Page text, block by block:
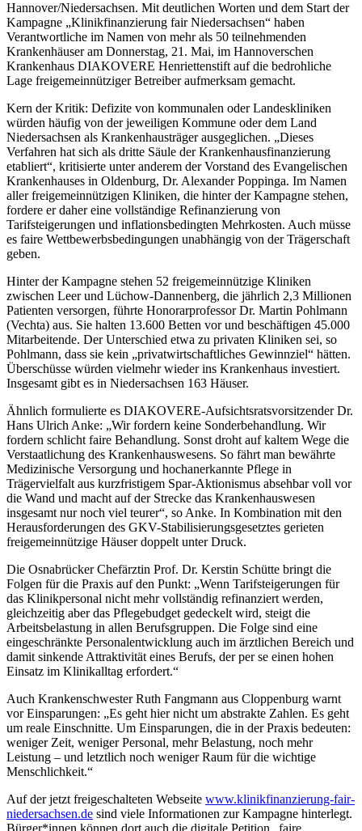
Hannover/Niedersachsen. Mit deutlichen Worten und dem Start der
Kampagne „Klinikfinanzierung fair Niedersachsen“ haben
Verantwortliche im Namen von mehr als 50 teilnehmenden
Krankenhäuser am Donnerstag, 21. Mai, im Hannoverschen
Krankenhaus DIAKOVERE Henriettenstift auf die bedrohliche
Lage freigemeinnütziger Betreiber aufmerksam gemacht.
Kern der Kritik: Defizite von kommunalen oder Landeskliniken
würden häufig von der jeweiligen Kommune oder dem Land
Niedersachsen als Krankenhausträger ausgeglichen. „Dieses
Verfahren hat sich als dritte Säule der Krankenhausfinanzierung
etabliert“, kritisierte unter anderem der Vorstand des Evangelischen
Krankenhauses in Oldenburg, Dr. Alexander Poppinga. Im Namen
aller freigemeinnützigen Kliniken, die hinter der Kampagne stehen,
fordere er daher eine vollständige Refinanzierung von
Tarifsteigerungen und inflationsbedingten Mehrkosten. Auch müsse
es faire Wettbewerbsbedingungen unabhängig von der Trägerschaft
geben.
Hinter der Kampagne stehen 52 freigemeinnützige Kliniken
zwischen Leer und Lüchow-Dannenberg, die jährlich 2,3 Millionen
Patienten versorgen, führte Honorarprofessor Dr. Martin Pohlmann
(Vechta) aus. Sie halten 13.600 Betten vor und beschäftigen 45.000
Mitarbeitende. Der Unterschied etwa zu privaten Kliniken sei, so
Pohlmann, dass sie kein „privatwirtschaftliches Gewinnziel“ hätten.
Überschüsse würden vielmehr wieder ins Krankenhaus investiert.
Insgesamt gibt es in Niedersachsen 163 Häuser.
Ähnlich formulierte es DIAKOVERE-Aufsichtsratsvorsitzender Dr.
Hans Ulrich Anke: „Wir fordern keine Sonderbehandlung. Wir
fordern schlicht faire Behandlung. Sonst droht auf kaltem Wege die
Verstaatlichung des Krankenhauswesens. So fährt man bewährte
Medizinische Versorgung und hochanerkannte Pflege in
Trägervielfalt aus kurzfristigem Spar-Aktionismus absehbar voll vor
die Wand und macht auf der Strecke das Krankenhauswesen
insgesamt nur noch viel teurer“, so Anke. In Kombination mit den
Herausforderungen des GKV-Stabilisierungsgesetztes gerieten
freigemeinnützige Häuser doppelt unter Druck.
Die Osnabrücker Chefärztin Prof. Dr. Kerstin Schütte bringt die
Folgen für die Praxis auf den Punkt: „Wenn Tarifsteigerungen für
das Klinikpersonal nicht mehr vollständig refinanziert werden,
gleichzeitig aber das Pflegebudget gedeckelt wird, steigt die
Arbeitsbelastung in allen Berufsgruppen. Die Folge sind eine
eingeschränkte Personalentwicklung auch im ärztlichen Bereich und
damit sinkende Attraktivität eines Berufs, der per se einen hohen
Einsatz im Klinikalltag erfordert.“
Auch Krankenschwester Ruth Fangmann aus Cloppenburg warnt
vor Einsparungen: „Es geht hier nicht um abstrakte Zahlen. Es geht
um reale Einschnitte. Um Einsparungen, die in der Praxis bedeuten:
weniger Zeit, weniger Personal, mehr Belastung, noch mehr
Leistung – und letztlich noch weniger Raum für die wichtige
Menschlichkeit.“
Auf der jetzt freigeschalteten Webseite www.klinikfinanzierung-fair-
niedersachsen.de sind viele Informationen zur Kampagne hinterlegt.